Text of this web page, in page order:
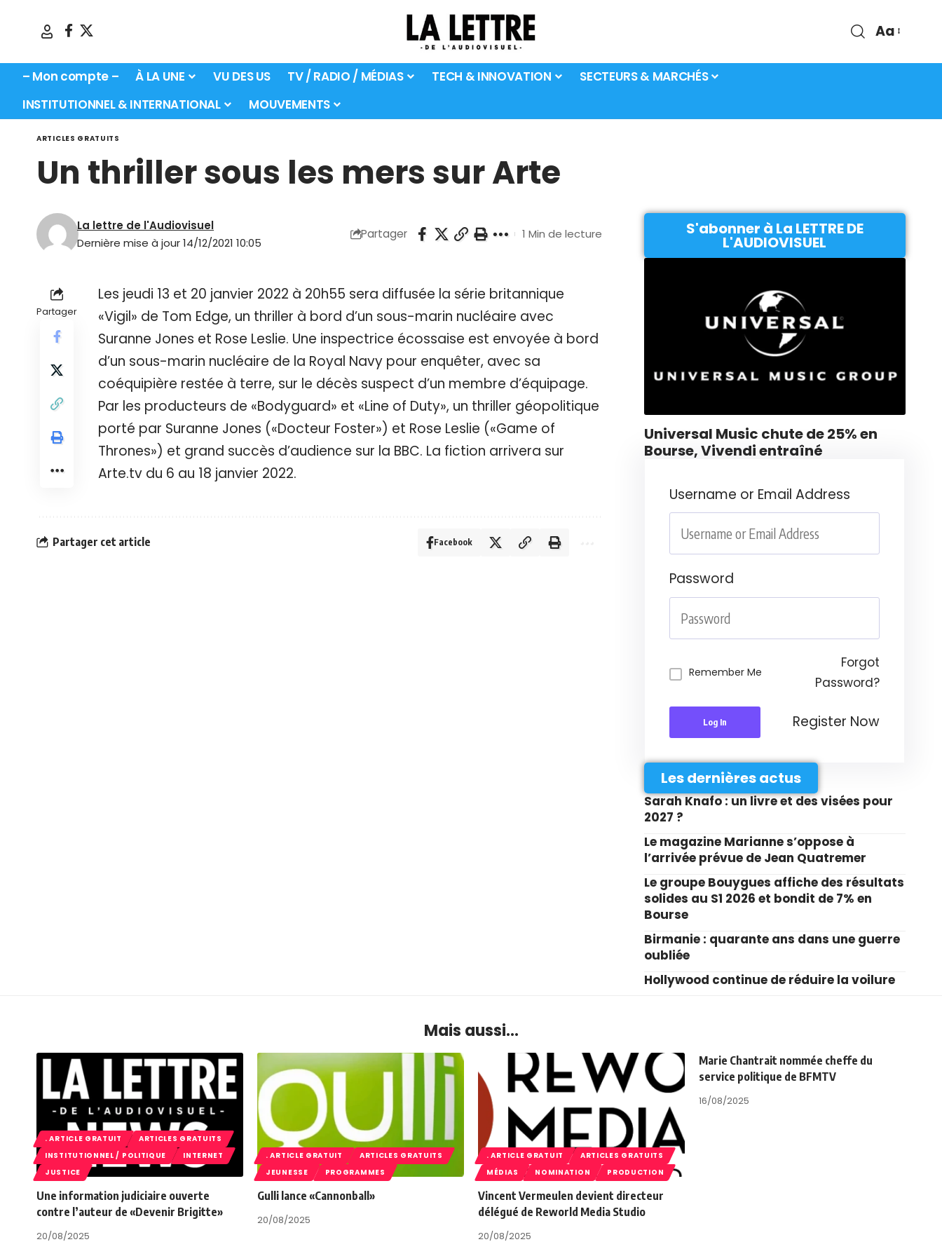
Aa
– Mon compte – À LA UNE VU DES US TV / RADIO / MÉDIAS TECH & INNOVATION
SECTEURS & MARCHÉS
INSTITUTIONNEL & INTERNATIONAL
MOUVEMENTS
ARTICLES GRATUITS
Un thriller sous les mers sur Arte
Dernière mise à jour 14/12/2021 10:05
La lettre de l'Audiovisuel
Partager 1 Min de lecture
Partager
Les jeudi 13 et 20 janvier 2022 à 20h55 sera diffusée la série britannique
«Vigil» de Tom Edge, un thriller à bord d’un sous-marin nucléaire avec
Suranne Jones et Rose Leslie. Une inspectrice écossaise est envoyée à bord
d’un sous-marin nucléaire de la Royal Navy pour enquêter, avec sa
coéquipière restée à terre, sur le décès suspect d’un membre d’équipage.
Par les producteurs de «Bodyguard» et «Line of Duty», un thriller géopolitique
porté par Suranne Jones («Docteur Foster») et Rose Leslie («Game of
Thrones») et grand succès d’audience sur la BBC. La fiction arrivera sur
Arte.tv du 6 au 18 janvier 2022.
Partager cet article Facebook
S'abonner à La LETTRE DE
L'AUDIOVISUEL
Universal Music chute de 25% en
Bourse, Vivendi entraîné
Username or Email Address
Password
Remember Me
Forgot
Password?
Log In Register Now
Les dernières actus
Sarah Knafo : un livre et des visées pour
2027 ?
Le magazine Marianne s’oppose à
l’arrivée prévue de Jean Quatremer
Le groupe Bouygues affiche des résultats
solides au S1 2026 et bondit de 7% en
Bourse
Birmanie : quarante ans dans une guerre
oubliée
Hollywood continue de réduire la voilure
Mais aussi...
. ARTICLE GRATUIT
ARTICLES GRATUITS
INSTITUTIONNEL / POLITIQUE
INTERNET
JUSTICE
Une information judiciaire ouverte
contre l’auteur de «Devenir Brigitte»
20/08/2025
. ARTICLE GRATUIT
ARTICLES GRATUITS
JEUNESSE
PROGRAMMES
Gulli lance «Cannonball»
20/08/2025
. ARTICLE GRATUIT
ARTICLES GRATUITS
MÉDIAS
NOMINATION PRODUCTION
Vincent Vermeulen devient directeur
délégué de Reworld Media Studio
20/08/2025
Marie Chantrait nommée cheffe du
service politique de BFMTV
16/08/2025